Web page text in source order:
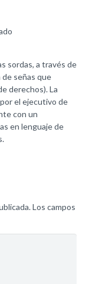
sordas, a través de
señas que
derechos). La
el ejecutivo de
con un
en lenguaje de
Los campos